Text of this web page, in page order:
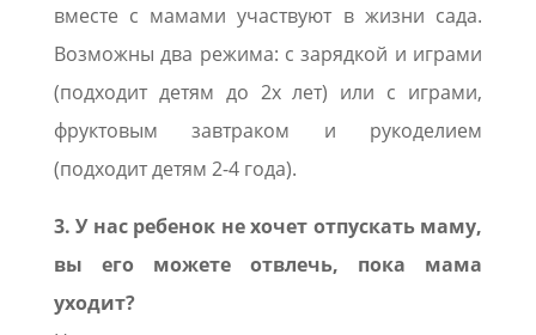
вместе с мамами участвуют в жизни сада.
Возможны два режима: с зарядкой и играми
(подходит детям до 2х лет) или с играми,
фруктовым завтраком и рукоделием
(подходит детям 2-4 года).
3. У нас ребенок не хочет отпускать маму,
вы его можете отвлечь, пока мама
уходит?